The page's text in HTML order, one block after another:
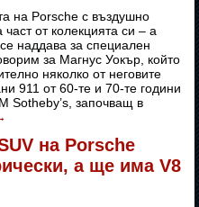
на Porsche с въздушно
от колекцията си – а
наддава за специален
за Магнус Уокър, който
няколко от неговите
911 от 60-те и 70-те години
Sotheby’s, започващ в
на Porsche
а ще има V8